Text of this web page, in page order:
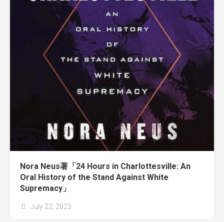
Nora Neus著「24 Hours in Charlottesville: An
Oral History of the Stand Against White
Supremacy」
July 22, 2023